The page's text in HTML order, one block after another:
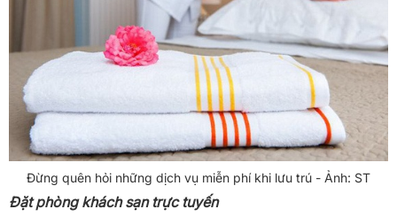
Đừng quên hỏi những dịch vụ miễn phí khi lưu trú - Ảnh: ST
Đặt phòng khách sạn trực tuyến